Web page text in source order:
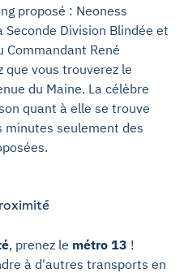
proposé : Neoness
Division Blindée et
Commandant René
que vous trouverez le
du Maine. La célèbre
quant à elle se trouve
minutes seulement des
, prenez le métro 13 !
à d'autres transports en